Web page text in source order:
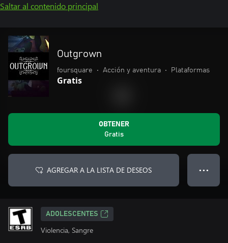
Saltar al contenido principal
Outgrown
foursquare • Acción y aventura • Plataformas
Gratis
OBTENER
Gratis
AGREGAR A LA LISTA DE DESEOS ● ● ●
ADOLESCENTES
Violencia, Sangre